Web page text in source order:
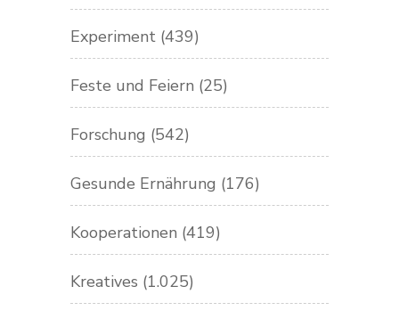
Experiment (439)
Feste und Feiern (25)
Forschung (542)
Gesunde Ernährung (176)
Kooperationen (419)
Kreatives (1.025)